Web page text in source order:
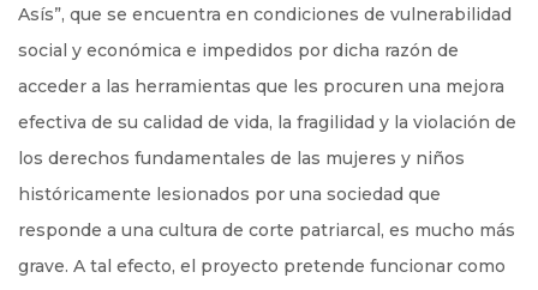
Asís”, que se encuentra en condiciones de vulnerabilidad
social y económica e impedidos por dicha razón de
acceder a las herramientas que les procuren una mejora
efectiva de su calidad de vida, la fragilidad y la violación de
los derechos fundamentales de las mujeres y niños
históricamente lesionados por una sociedad que
responde a una cultura de corte patriarcal, es mucho más
grave. A tal efecto, el proyecto pretende funcionar como